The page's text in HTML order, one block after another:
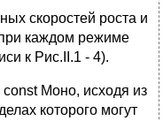
скоростей роста и
каждом режиме
к Рис.II.1 - 4).
Моно, исходя из
которого могут